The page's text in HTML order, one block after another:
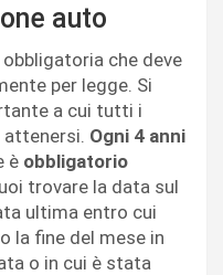
auto
obbligatoria che deve
per legge. Si
a cui tutti i
attenersi. Ogni 4 anni
è obbligatorio
trovare la data sul
ultima entro cui
la fine del mese in
o in cui è stata